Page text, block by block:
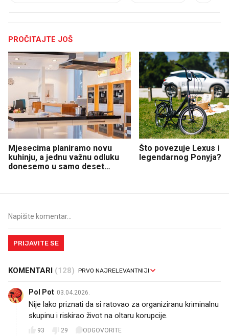
PROČITAJTE JOŠ
Mjesecima planiramo novu
kuhinju, a jednu važnu odluku
donesemo u samo deset
Što povezuje Lexus i
legendarnog Ponyja?
PRIJAVITE SE
KOMENTARI (128)
Pol Pot 03.04.2026.
Nije lako priznati da si ratovao za organiziranu kriminalnu
skupinu i riskirao život na oltaru korupcije.
93 29 ODGOVORITE